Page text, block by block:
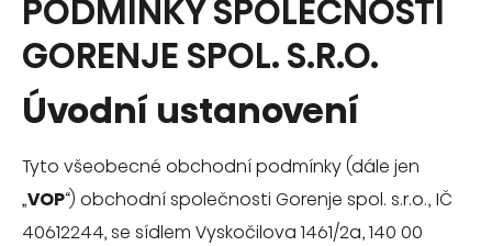
PODMÍNKY SPOLEČNOSTI
GORENJE SPOL. S.R.O.
Úvodní ustanovení
Tyto všeobecné obchodní podmínky (dále jen
„VOP“) obchodní společnosti Gorenje spol. s.r.o., IČ
40612244, se sídlem Vyskočilova 1461/2a, 140 00